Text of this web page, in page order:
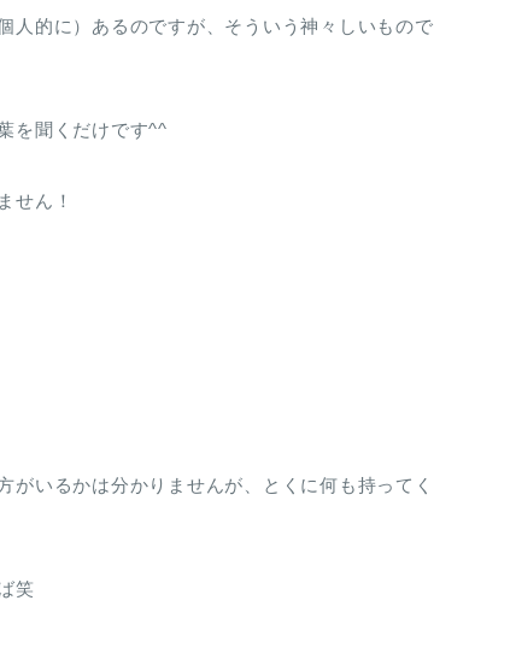
人的に）あるのですが、そういう神々しいもので
を聞くだけです^^
せん！
いるかは分かりませんが、とくに何も持ってく
笑